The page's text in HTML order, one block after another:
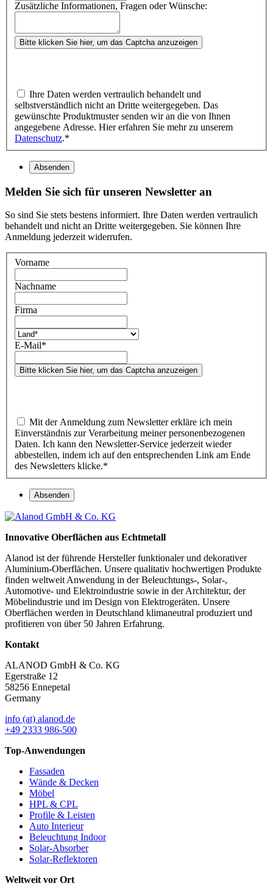
Zusätzliche Informationen, Fragen oder Wünsche:
Bitte klicken Sie hier, um das Captcha anzuzeigen
Ihre Daten werden vertraulich behandelt und
selbstverständlich nicht an Dritte weitergegeben. Das
gewünschte Produktmuster senden wir an die von Ihnen
angegebene Adresse. Hier erfahren Sie mehr zu unserem
Datenschutz.*
Absenden
Melden Sie sich für unseren Newsletter an
So sind Sie stets bestens informiert. Ihre Daten werden vertraulich
behandelt und nicht an Dritte weitergegeben. Sie können Ihre
Anmeldung jederzeit widerrufen.
Vorname
Nachname
Firma
E-Mail*
Bitte klicken Sie hier, um das Captcha anzuzeigen
Mit der Anmeldung zum Newsletter erkläre ich mein
Einverständnis zur Verarbeitung meiner personenbezogenen
Daten. Ich kann den Newsletter-Service jederzeit wieder
abbestellen, indem ich auf den entsprechenden Link am Ende
des Newsletters klicke.*
Absenden
Innovative Oberflächen aus Echtmetall
Alanod ist der führende Hersteller funktionaler und dekorativer
Aluminium-Oberflächen. Unsere qualitativ hochwertigen Produkte
finden weltweit Anwendung in der Beleuchtungs-, Solar-,
Automotive- und Elektroindustrie sowie in der Architektur, der
Möbelindustrie und im Design von Elektrogeräten. Unsere
Oberflächen werden in Deutschland klimaneutral produziert und
profitieren von über 50 Jahren Erfahrung.
Kontakt
ALANOD GmbH & Co. KG
Egerstraße 12
58256 Ennepetal
Germany
info (at) alanod.de
+49 2333 986-500
Top-Anwendungen
Fassaden
Wände & Decken
Möbel
HPL & CPL
Profile & Leisten
Auto Interieur
Beleuchtung Indoor
Solar-Absorber
Solar-Reflektoren
Weltweit vor Ort